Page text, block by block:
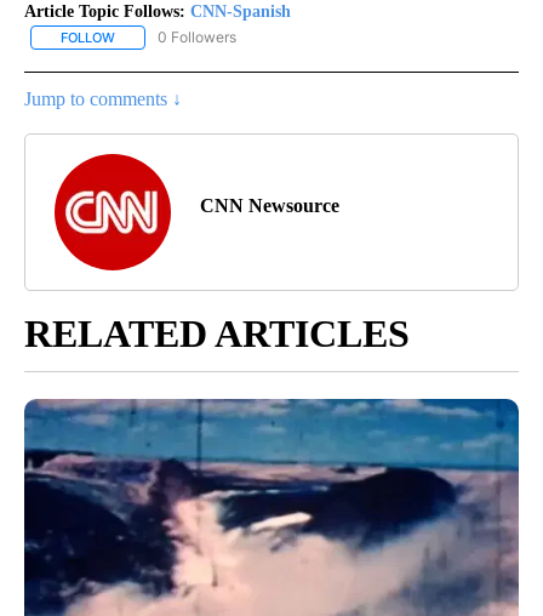
Article Topic Follows: CNN-Spanish
FOLLOW FOLLOW "CNN-SPANISH" TO RECEIVE NOTIFICATIONS ABOUT
0 Followers
Jump to comments ↓
CNN Newsource
RELATED ARTICLES